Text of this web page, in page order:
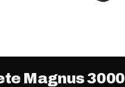
Magnus 3000